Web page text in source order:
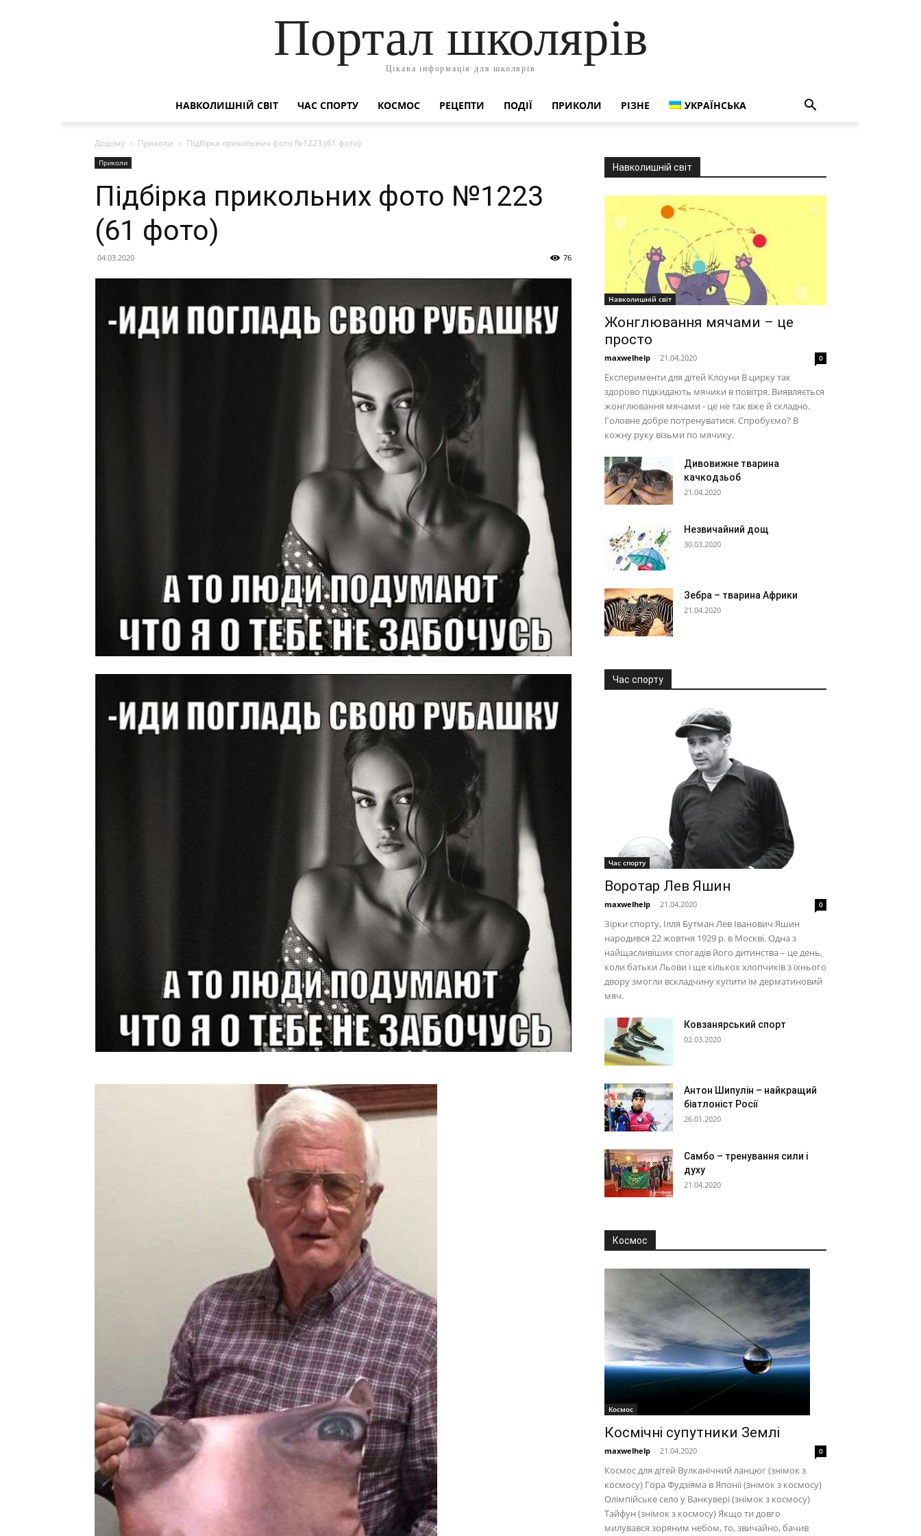
Портал школярів
Цікава інформація для школярів
НАВКОЛИШНІЙ СВІТ ЧАС СПОРТУ КОСМОС РЕЦЕПТИ ПОДІЇ ПРИКОЛИ РІЗНЕ УКРАЇНСЬКА
Додому Приколи Підбірка прикольних фото №1223 (61 фото)
Приколи
Підбірка прикольних фото №1223
(61 фото)
04.03.2020 76
Навколишній світ
Навколишній світ
Жонглювання мячами – це
просто
maxwelhelp - 21.04.2020 0
Експерименти для дітей Клоуни В цирку так
здорово підкидають мячики в повітря. Виявляється
жонглювання мячами - це не так вже й складно.
Головне добре потренуватися. Спробуємо? В
кожну руку візьми по мячику.
Дивовижне тварина
качкодзьоб
21.04.2020
Незвичайний дощ
30.03.2020
Зебра – тварина Африки
21.04.2020
Час спорту
Час спорту
Воротар Лев Яшин
maxwelhelp - 21.04.2020 0
Зірки спорту, Ілля Бутман Лев Іванович Яшин
народився 22 жовтня 1929 р. в Москві. Одна з
найщасливіших спогадів його дитинства – це день,
коли батьки Льови і ще кількох хлопчиків з їхнього
двору змогли вскладчину купити їм дерматиновий
мяч.
Ковзанярський спорт
02.03.2020
Антон Шипулін – найкращий
біатлоніст Росії
26.01.2020
Самбо – тренування сили і
духу
21.04.2020
Космос
Космос
Космічні супутники Землі
maxwelhelp - 21.04.2020 0
Космос для дітей Вулканічний ланцюг (знімок з
космосу) Гора Фудзіяма в Японії (знімок з космосу)
Олімпійське село у Ванкувері (знімок з космосу)
Тайфун (знімок з космосу) Якщо ти довго
милувався зоряним небом, то, звичайно, бачив